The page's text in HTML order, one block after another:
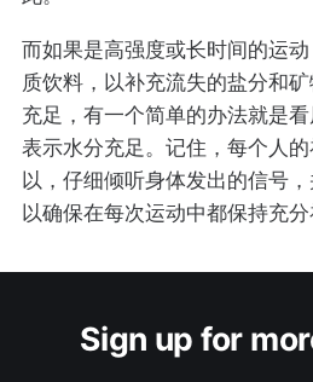
而如果是高强度或长时间的运
质饮料，以补充流失的盐分和
充足，有一个简单的办法就是
表示水分充足。记住，每个人
以，仔细倾听身体发出的信号
以确保在每次运动中都保持充分
Sign up for